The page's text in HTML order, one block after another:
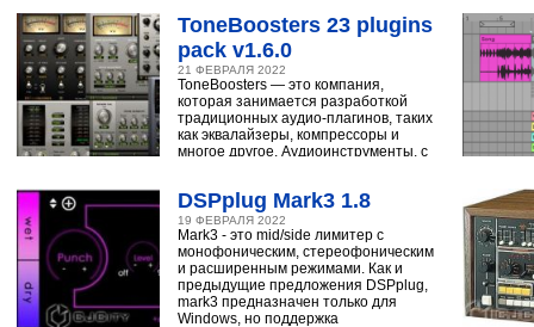
ToneBoosters 23 plugins
pack v1.6.0
21 ФЕВРАЛЯ 2022
ToneBoosters — это компания,
которая занимается разработкой
традиционных аудио-плагинов, таких
как эквалайзеры, компрессоры и
многое другое. Аудиоинструменты, с
DSPplug Mark3 1.8
19 ФЕВРАЛЯ 2022
Mark3 - это mid/side лимитер с
монофоническим, стереофоническим
и расширенным режимами. Как и
предыдущие предложения DSPplug,
mark3 предназначен только для
Windows, но поддержка